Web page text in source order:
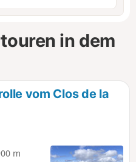
in dem
vom Clos de la
m